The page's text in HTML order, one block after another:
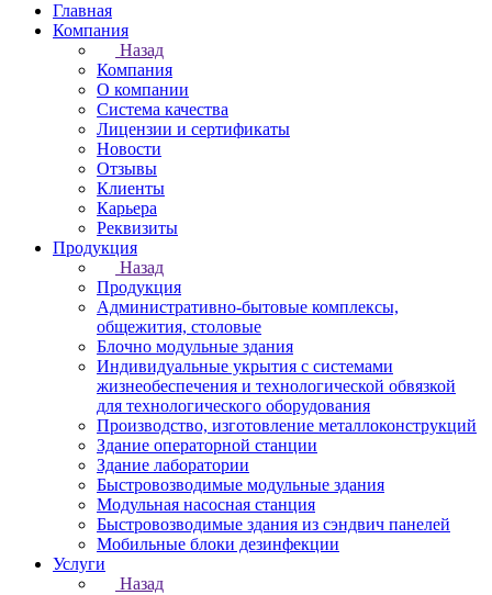
Главная
Компания
Назад
Компания
О компании
Система качества
Лицензии и сертификаты
Новости
Отзывы
Клиенты
Карьера
Реквизиты
Продукция
Назад
Продукция
Административно-бытовые комплексы,
общежития, столовые
Блочно модульные здания
Индивидуальные укрытия с системами
жизнеобеспечения и технологической обвязкой
для технологического оборудования
Производство, изготовление металлоконструкций
Здание операторной станции
Здание лаборатории
Быстровозводимые модульные здания
Модульная насосная станция
Быстровозводимые здания из сэндвич панелей
Мобильные блоки дезинфекции
Услуги
Назад